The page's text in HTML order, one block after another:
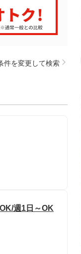
件を変更して検索
週1日～OK